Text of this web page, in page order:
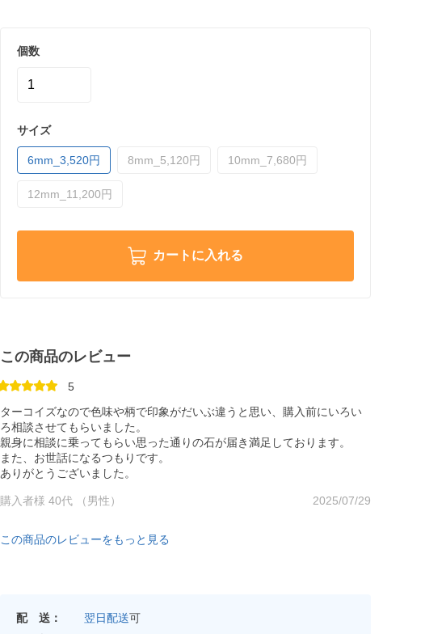
個数
サイズ
6mm_3,520円 8mm_5,120円 10mm_7,680円
12mm_11,200円
カートに入れる
この商品のレビュー
5
ターコイズなので色味や柄で印象がだいぶ違うと思い、購入前にいろい
ろ相談させてもらいました。
親身に相談に乗ってもらい思った通りの石が届き満足しております。
また、お世話になるつもりです。
ありがとうございました。
購入者様 40代 （男性） 2025/07/29
この商品のレビューをもっと見る
配 送： 翌日配送可